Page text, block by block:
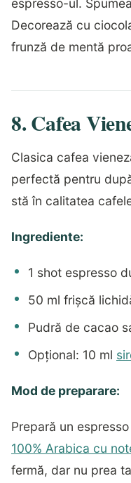
espresso-ul.
Decorează cu
frunză de mentă
8. Cafea
Clasica cafea
perfectă pentru
stă în calitatea
Ingrediente:
1 shot espresso
50 ml frișcă
Pudră de cacao
Opțional: 10 ml
Mod de preparare:
Prepară un
100% Arabica cu
fermă, dar nu prea